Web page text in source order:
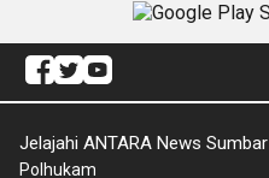
Jelajahi ANTARA News Sumbar
Polhukam